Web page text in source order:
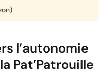
l’autonomie
Pat’Patrouille